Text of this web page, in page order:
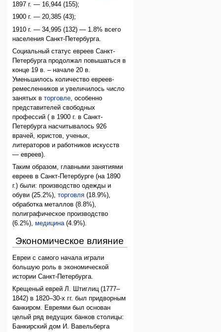
1897 г. — 16,944 (155);
1900 г. — 20,385 (43);
1910 г. — 34,995 (132) — 1.8% всего
населения Санкт-Петербурга.
Социальный статус евреев Санкт-
Петербурга продолжал повышаться в
конце 19 в. – начале 20 в.
Уменьшилось количество евреев-
ремесленников и увеличилось число
занятых вторговле, особенно
представителей свободных
профессий ( в 1900 г. в Санкт-
Петербурга насчитывалось 926
врачей, юристов, ученых,
литераторов и работников искусств
— евреев).
Таким образом, главными занятиями
евреев в Санкт-Петербурге (на 1890
г.) были: производство одежды и
обуви (25.2%),торговля (18.9%),
обработка металлов (8.8%),
полиграфическое производство
(6.2%),медицина(4.9%).
Экономическое влияние
Евреи с самого начала играли
большую роль в экономической
истории Санкт-Петербурга.
Крещеный еврей Л. Штиглиц (1777–
1842) в 1820–30-х гг. был придворным
банкиром. Евреями был основан
целый ряд ведущих банков столицы:
Банкирский дом И. Вавельберга